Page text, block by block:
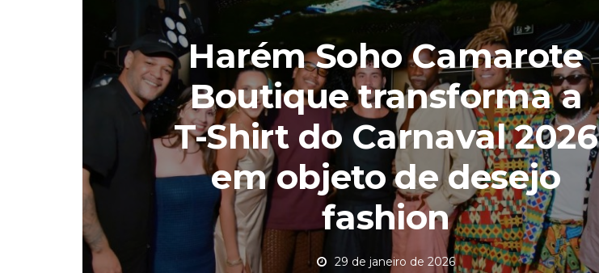
Harém Soho Camarote
Boutique transforma a
T-Shirt do Carnaval 2026
em objeto de desejo
fashion
29 de janeiro de 2026